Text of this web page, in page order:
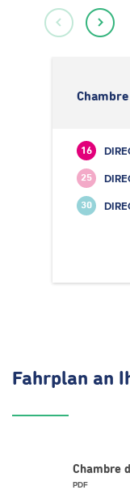
16
25
30
Fahrplan an
Chambre
PDF